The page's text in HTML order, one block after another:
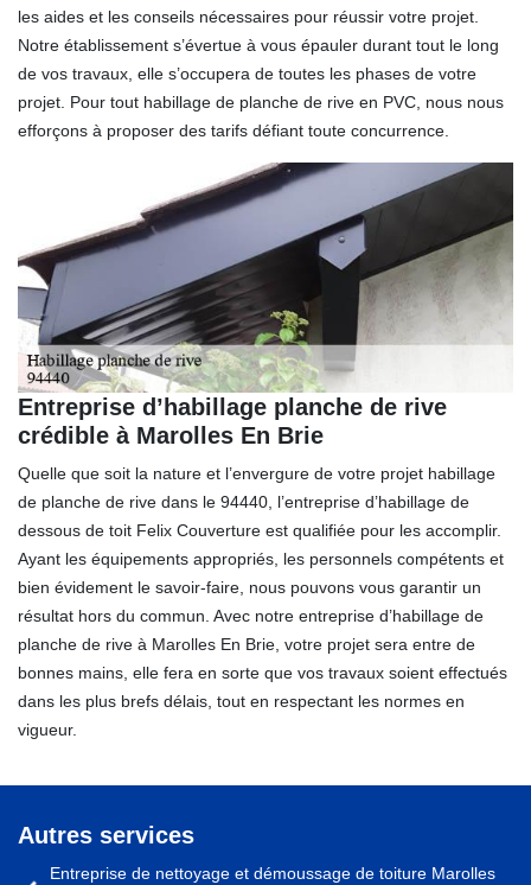
les aides et les conseils nécessaires pour réussir votre projet.
Notre établissement s’évertue à vous épauler durant tout le long
de vos travaux, elle s’occupera de toutes les phases de votre
projet. Pour tout habillage de planche de rive en PVC, nous nous
efforçons à proposer des tarifs défiant toute concurrence.
Entreprise d’habillage planche de rive
crédible à Marolles En Brie
Quelle que soit la nature et l’envergure de votre projet habillage
de planche de rive dans le 94440, l’entreprise d’habillage de
dessous de toit Felix Couverture est qualifiée pour les accomplir.
Ayant les équipements appropriés, les personnels compétents et
bien évidement le savoir-faire, nous pouvons vous garantir un
résultat hors du commun. Avec notre entreprise d’habillage de
planche de rive à Marolles En Brie, votre projet sera entre de
bonnes mains, elle fera en sorte que vos travaux soient effectués
dans les plus brefs délais, tout en respectant les normes en
vigueur.
Autres services
Entreprise de nettoyage et démoussage de toiture Marolles